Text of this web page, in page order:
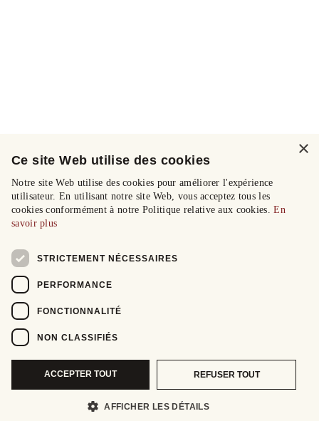
×
Ce site Web utilise des cookies
Notre site Web utilise des cookies pour améliorer l'expérience
utilisateur. En utilisant notre site Web, vous acceptez tous les
cookies conformément à notre Politique relative aux cookies.En
savoir plus
STRICTEMENT NÉCESSAIRES
PERFORMANCE
FONCTIONNALITÉ
NON CLASSIFIÉS
ACCEPTER TOUT REFUSER TOUT
AFFICHER LES DÉTAILS